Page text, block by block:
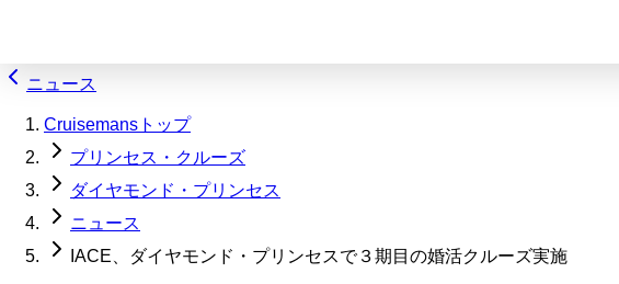
ニュース
Cruisemansトップ
プリンセス・クルーズ
ダイヤモンド・プリンセス
ニュース
IACE、ダイヤモンド・プリンセスで３期目の婚活クルーズ実施